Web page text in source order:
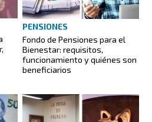
PENSIONES
Fondo de Pensiones para el
Bienestar: requisitos,
funcionamiento y quiénes son
beneficiarios